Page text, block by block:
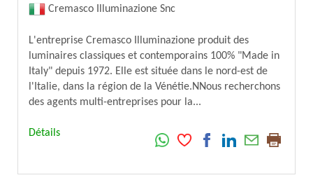
Cremasco Illuminazione Snc
L'entreprise Cremasco Illuminazione produit des
luminaires classiques et contemporains 100% "Made in
Italy" depuis 1972. Elle est située dans le nord-est de
l'Italie, dans la région de la Vénétie.NNous recherchons
des agents multi-entreprises pour la...
Détails